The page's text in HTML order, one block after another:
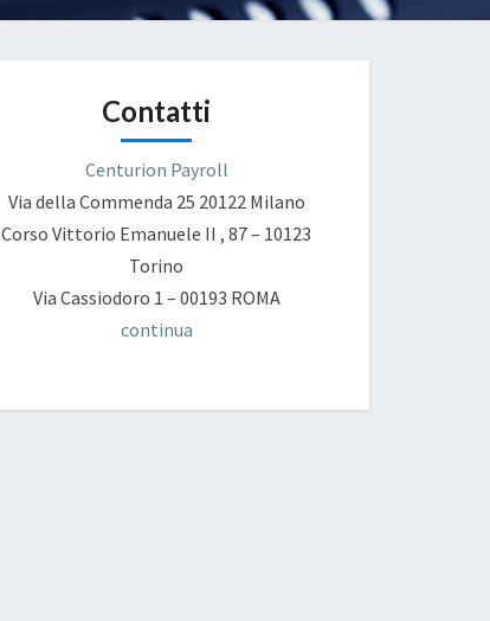
Contatti
Centurion Payroll
Via della Commenda 25 20122 Milano
Corso Vittorio Emanuele II , 87 – 10123
Torino
Via Cassiodoro 1 – 00193 ROMA
continua